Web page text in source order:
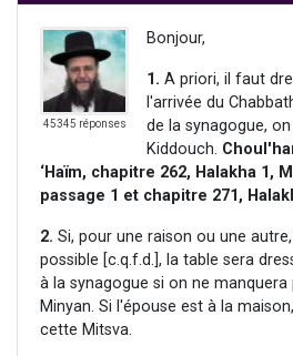
45345 réponses
Bonjour,
1. A priori, il faut
l'arrivée du
de la synagogue,
Kiddouch.
‘Haïm, chapitre 262, Halakha 1,
passage 1 et chapitre 271,
2. Si, pour une raison ou une
possible [c.q.f.d.], la table sera
à la synagogue si on ne manquera
Minyan. Si l'épouse est à la
cette Mitsva.